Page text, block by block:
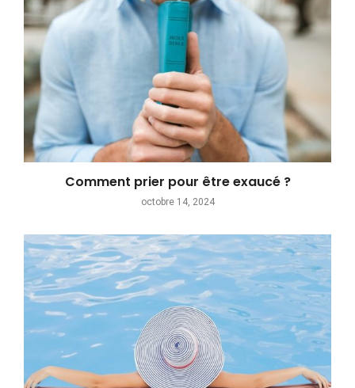
Comment prier pour être exaucé ?
octobre 14, 2024